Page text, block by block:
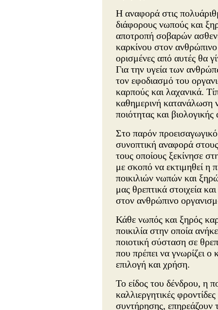
Η αναφορά στις
διάφορους νωπούς και
αποτροπή σοβαρών
καρκίνου στον
ορισμένες από αυτές θα
Για την υγεία των
τον εφοδιασμό του
καρπούς και λαχανικά.
καθημερινή
ποιότητας και βιολογικής
Στο παρόν προεισαγωγικό
συνοπτική αναφορά
τους οποίους ξεκίνησε
με σκοπό να εκτιμηθεί η
ποικιλιών νωπών και
μας θρεπτικά στοιχεία
στον ανθρώπινο
Κάθε νωπός και ξηρός
ποικιλία στην οποία
ποιοτική σύσταση σε
που πρέπει να γνωρίζει
επιλογή και χρήση.
Το είδος του δένδρου, η
καλλιεργητικές
συντήρησης, επηρεάζουν